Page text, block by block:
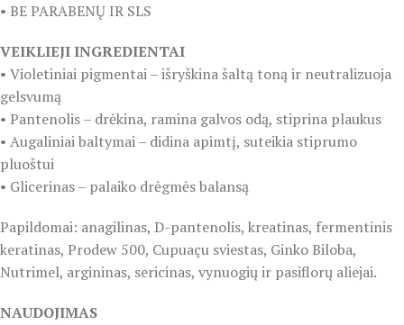
• BE PARABENŲ IR SLS
VEIKLIEJI INGREDIENTAI
• Violetiniai pigmentai – išryškina šaltą toną ir neutralizuoja
gelsvumą
• Pantenolis – drėkina, ramina galvos odą, stiprina plaukus
• Augaliniai baltymai – didina apimtį, suteikia stiprumo
pluoštui
• Glicerinas – palaiko drėgmės balansą
Papildomai: anagilinas, D-pantenolis, kreatinas, fermentinis
keratinas, Prodew 500, Cupuaçu sviestas, Ginko Biloba,
Nutrimel, argininas, sericinas, vynuogių ir pasiflorų aliejai.
NAUDOJIMAS